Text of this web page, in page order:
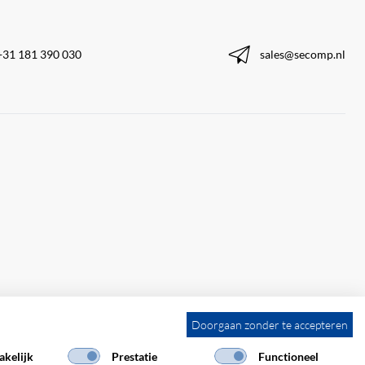
181 390 030 sales@secomp.nl
Doorgaan zonder te accepteren
Prestatie Functioneel